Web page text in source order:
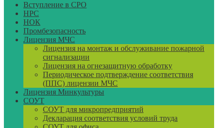
Вступление в СРО
НРС
НОК
Промбезопасность
Лицензия МЧС
Лицензия на монтаж и обслуживание пожарной
сигнализации
Лицензия на огнезащитную обработку
Периодическое подтверждение соответствия
(ППС) лицензии МЧС
Лицензия Минкультуры
СОУТ
СОУТ для микропредприятий
Декларация соответствия условий труда